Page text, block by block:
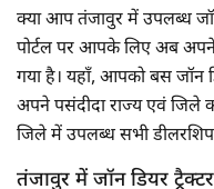
क्या आप तंजावुर में उपलब्ध
पोर्टल पर आपके लिए अब
गया है। यहाँ, आपको बस जॉन
अपने पसंदीदा राज्य एवं जिले
जिले में उपलब्ध सभी
तंजावुर में जॉन डियर